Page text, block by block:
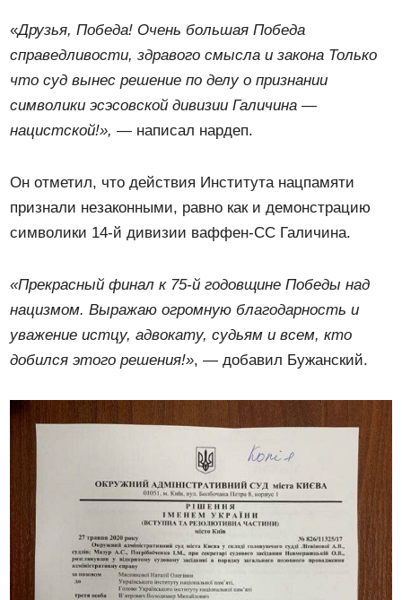
«Друзья, Победа! Очень большая Победа
справедливости, здравого смысла и закона Только
что суд вынес решение по делу о признании
символики эсэсовской дивизии Галичина —
нацистской!», — написал нардеп.
Он отметил, что действия Института нацпамяти
признали незаконными, равно как и демонстрацию
символики 14-й дивизии ваффен-СС Галичина.
«Прекрасный финал к 75-й годовщине Победы над
нацизмом. Выражаю огромную благодарность и
уважение истцу, адвокату, судьям и всем, кто
добился этого решения!», — добавил Бужанский.